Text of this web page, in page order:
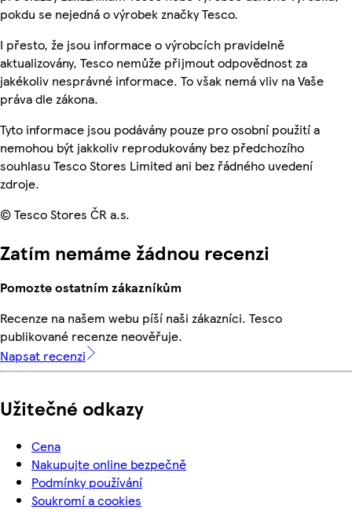
pokdu se nejedná o výrobek značky Tesco.
I přesto, že jsou informace o výrobcích pravidelně
aktualizovány, Tesco nemůže přijmout odpovědnost za
jakékoliv nesprávné informace. To však nemá vliv na Vaše
práva dle zákona.
Tyto informace jsou podávány pouze pro osobní použití a
nemohou být jakkoliv reprodukovány bez předchozího
souhlasu Tesco Stores Limited ani bez řádného uvedení
zdroje.
© Tesco Stores ČR a.s.
Zatím nemáme žádnou recenzi
Pomozte ostatním zákazníkům
Recenze na našem webu píší naši zákazníci. Tesco
publikované recenze neověřuje.
Napsat recenzi
Užitečné odkazy
Cena
Nakupujte online bezpečně
Podmínky používání
Soukromí a cookies